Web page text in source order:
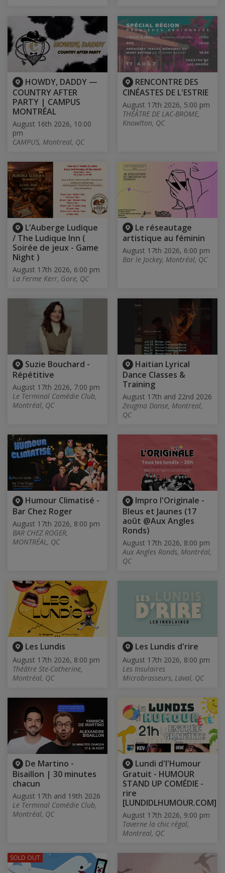
HOWDY, DADDY —
COUNTRY AFTER
PARTY | CAMPUS
MONTRÉAL
August 16th 2026, 10:00
pm
CAMPUS, Montreal, QC
RENCONTRE DES
CINÉASTES DE L'ESTRIE
August 17th 2026, 5:00 pm
THÉÂTRE DE LAC-BROME,
Knowlton, QC
L’Auberge Ludique
/ The Ludique Inn (
Soirée de jeux - Game
Night )
August 17th 2026, 6:00 pm
La Ferme Kerr, Gore, QC
Le réseautage
artistique au féminin
August 17th 2026, 6:00 pm
Bar le Jockey, Montréal, QC
Suzie Bouchard -
Répétitive
August 17th 2026, 7:00 pm
Le Terminal Comédie Club,
Montréal, QC
Haitian Lyrical
Dance Classes &
Training
August 17th and 22nd 2026
Zeugma Danse, Montreal,
QC
Humour Climatisé -
Bar Chez Roger
August 17th 2026, 8:00 pm
BAR CHEZ ROGER,
MONTRÉAL, QC
Impro l'Originale -
Bleus et Jaunes (17
août @Aux Angles
Ronds)
August 17th 2026, 8:00 pm
Aux Angles Ronds, Montréal,
QC
Les Lundis
August 17th 2026, 8:00 pm
Théâtre Ste-Catherine,
Montréal, QC
Les Lundis d'rire
August 17th 2026, 8:00 pm
Les Insulaires
Microbrasseurs, Laval, QC
De Martino -
Bisaillon | 30 minutes
chacun
August 17th and 19th 2026
Le Terminal Comédie Club,
Montréal, QC
Lundi d'l'Humour
Gratuit - HUMOUR
STAND UP COMÉDIE -
rire
[LUNDIDLHUMOUR.COM]
August 17th 2026, 9:00 pm
Taverne la chic régal,
Montreal, QC
SOLD OUT